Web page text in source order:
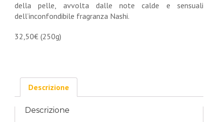
della pelle, avvolta dalle note calde e sensuali
dell’inconfondibile fragranza Nashi.
32,50€ (250g)
Descrizione
Descrizione